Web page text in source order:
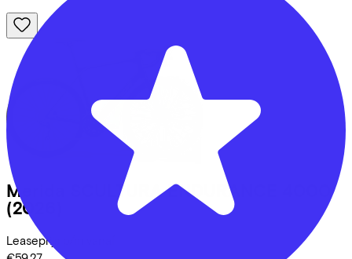
Merida
SCULTURA ENDURANCE 4000
(2026)
Leaseprijs p/m vanaf